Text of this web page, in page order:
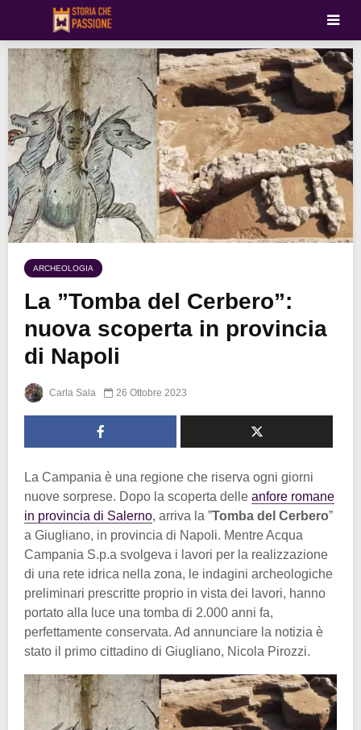
ARCHEOLOGIA
La ”Tomba del Cerbero”:
nuova scoperta in provincia
di Napoli
Carla Sala 26 Ottobre 2023
La Campania è una regione che riserva ogni giorni
nuove sorprese. Dopo la scoperta delle anfore romane
in provincia di Salerno, arriva la ”Tomba del Cerbero”
a Giugliano, in provincia di Napoli. Mentre Acqua
Campania S.p.a svolgeva i lavori per la realizzazione
di una rete idrica nella zona, le indagini archeologiche
preliminari prescritte proprio in vista dei lavori, hanno
portato alla luce una tomba di 2.000 anni fa,
perfettamente conservata. Ad annunciare la notizia è
stato il primo cittadino di Giugliano, Nicola Pirozzi.